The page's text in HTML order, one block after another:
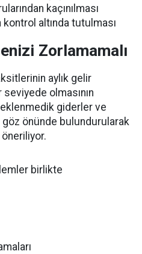
kaçınılması
altında tutulması
Zorlamamalı
aylık gelir
olmasının
giderler ve
önünde bulundurularak
öneriliyor.
birlikte